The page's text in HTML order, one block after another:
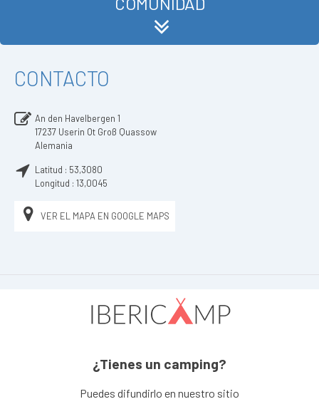
CONTACTO
An den Havelbergen 1
17237 Userin Ot Groß Quassow
Alemania
Latitud : 53,3080
Longitud : 13,0045
VER EL MAPA EN GOOGLE MAPS
¿Tienes un camping?
Puedes difundirlo en nuestro sitio